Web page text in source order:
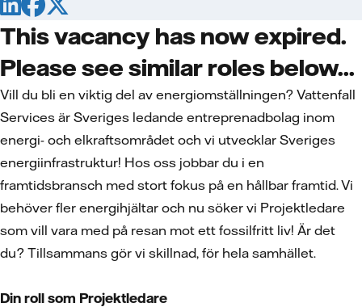
This vacancy has now expired.
Please see similar roles below...
Vill du bli en viktig del av energiomställningen? Vattenfall
Services är Sveriges ledande entreprenadbolag inom
energi- och elkraftsområdet och vi utvecklar Sveriges
energiinfrastruktur! Hos oss jobbar du i en
framtidsbransch med stort fokus på en hållbar framtid. Vi
behöver fler energihjältar och nu söker vi Projektledare
som vill vara med på resan mot ett fossilfritt liv! Är det
du? Tillsammans gör vi skillnad, för hela samhället.
Din roll som Projektledare